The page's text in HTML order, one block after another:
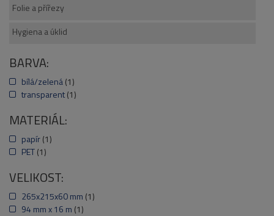
Folie a přířezy
Hygiena a úklid
BARVA:
bílá/zelená (1)
transparent (1)
MATERIÁL:
papír (1)
PET (1)
VELIKOST:
265x215x60 mm (1)
94 mm x 16 m (1)